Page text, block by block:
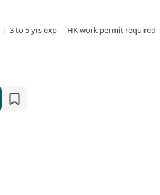
3 to 5 yrs exp
HK work permit required